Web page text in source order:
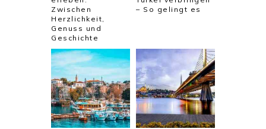
Zwischen
Herzlichkeit,
Genuss und
Geschichte
– So gelingt es